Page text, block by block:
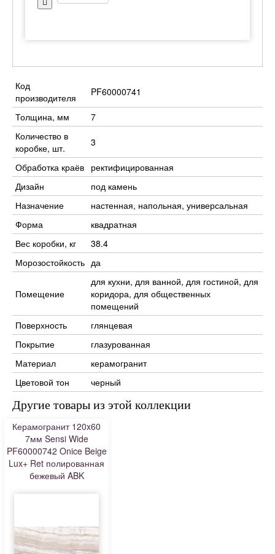
Код
производителя
PF60000741
Толщина, мм
7
Количество в
коробке, шт.
3
Обработка краёв ректифицированная
Дизайн
под камень
Назначение
настенная, напольная, универсальная
Форма
квадратная
Вес коробки, кг
38.4
Морозостойкость да
Помещение
для кухни, для ванной, для гостиной, для
коридора, для общественных
помещений
Поверхность
глянцевая
Покрытие
глазурованная
Материал
керамогранит
Цветовой тон
черный
Другие товары из этой коллекции
Керамогранит 120x60
7мм Sensi Wide
PF60000742 Onice Beige
Lux+ Ret полированная
бежевый ABK